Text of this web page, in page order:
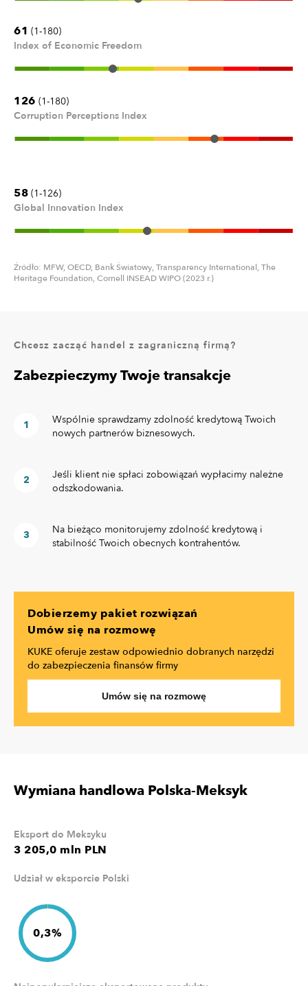
126 (1-180)
Corruption Perceptions Index
58 (1-126)
Global Innovation Index
61 (1-180)
Index of Economic Freedom
Źródło: MFW, OECD, Bank Światowy, Transparency International, The
Heritage Foundation, Cornell INSEAD WIPO (2023 r.)
Chcesz zacząć handel z zagraniczną firmą?
Zabezpieczymy Twoje transakcje
Wspólnie sprawdzamy zdolność kredytową Twoich
nowych partnerów biznesowych.
Jeśli klient nie spłaci zobowiązań wypłacimy należne
odszkodowania.
Na bieżąco monitorujemy zdolność kredytową i
stabilność Twoich obecnych kontrahentów.
Dobierzemy pakiet rozwiązań
Umów się na rozmowę
KUKE oferuje zestaw odpowiednio dobranych narzędzi
do zabezpieczenia finansów firmy
Umów się na rozmowę
Wymiana handlowa Polska-Meksyk
3 205,0 mln PLN
Eksport do Meksyku
Udział w eksporcie Polski
0,3%